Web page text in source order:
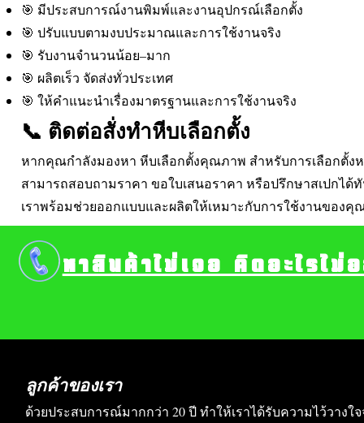
🎯 มีประสบการณ์งานพิมพ์และงานอุปกรณ์เลือกตั้ง
🎯 ปรับแบบตามงบประมาณและการใช้งานจริง
🎯 รับงานจำนวนน้อย–มาก
🎯 ผลิตเร็ว จัดส่งทั่วประเทศ
🎯 ให้คำแนะนำเรื่องมาตรฐานและการใช้งานจริง
📞 ติดต่อสั่งทำหีบเลือกตั้ง
หากคุณกำลังมองหา หีบเลือกตั้งคุณภาพ สำหรับการเลือกตั้ง
สามารถสอบถามราคา ขอใบเสนอราคา หรือปรึกษาสเปกได้
เราพร้อมช่วยออกแบบและผลิตให้เหมาะกับการใช้งานของ
ลูกค้าของเรา
ด้วยประสบการณ์มากกว่า 20 ปี ทำให้เราได้รับความไว้วา
หาสินค้าไม่เจอ คิดอะไรไ